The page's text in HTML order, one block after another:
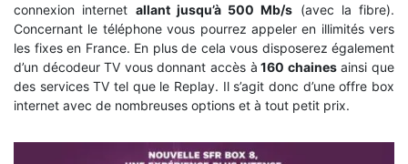
connexion internet allant jusqu’à 500 Mb/s (avec la fibre).
Concernant le téléphone vous pourrez appeler en illimités vers
les fixes en France. En plus de cela vous disposerez également
d’un décodeur TV vous donnant accès à 160 chainesainsi que
des services TV tel que le Replay. Il s’agit donc d’une offre box
internet avec de nombreuses options et à tout petit prix.